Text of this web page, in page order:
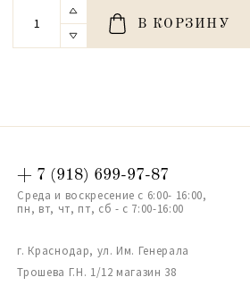
В КОРЗИНУ
+ 7 (918) 699-97-87
Среда и воскресение с 6:00- 16:00,
пн, вт, чт, пт, сб - с 7:00-16:00
г. Краснодар, ул. Им. Генерала
Трошева Г.Н. 1/12 магазин 38